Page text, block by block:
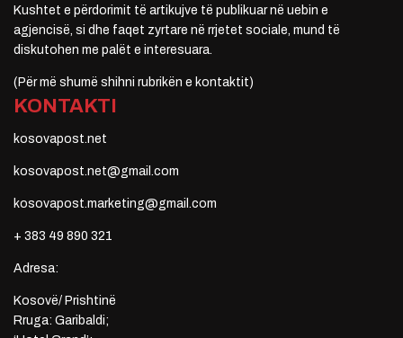
Kushtet e përdorimit të artikujve të publikuar në uebin e
agjencisë, si dhe faqet zyrtare në rrjetet sociale, mund të
diskutohen me palët e interesuara.
(Për më shumë shihni rubrikën e kontaktit)
KONTAKTI
kosovapost.net
kosovapost.net@gmail.com
kosovapost.marketing@gmail.com
+ 383 49 890 321
Adresa:
Kosovë/ Prishtinë
Rruga: Garibaldi;